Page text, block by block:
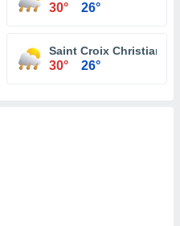
30° 26°
Saint Croix
30° 26°